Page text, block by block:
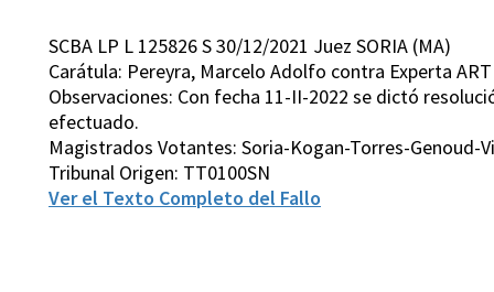
SCBA LP L 125826 S 30/12/2021 Juez SORIA (MA)
Carátula: Pereyra, Marcelo Adolfo contra Experta
Observaciones: Con fecha 11-II-2022 se dictó
efectuado.
Magistrados Votantes: Soria-Kogan-Torres-Genoud-
Tribunal Origen: TT0100SN
Ver el Texto Completo del Fallo